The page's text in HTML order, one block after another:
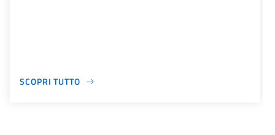
SCOPRI TUTTO